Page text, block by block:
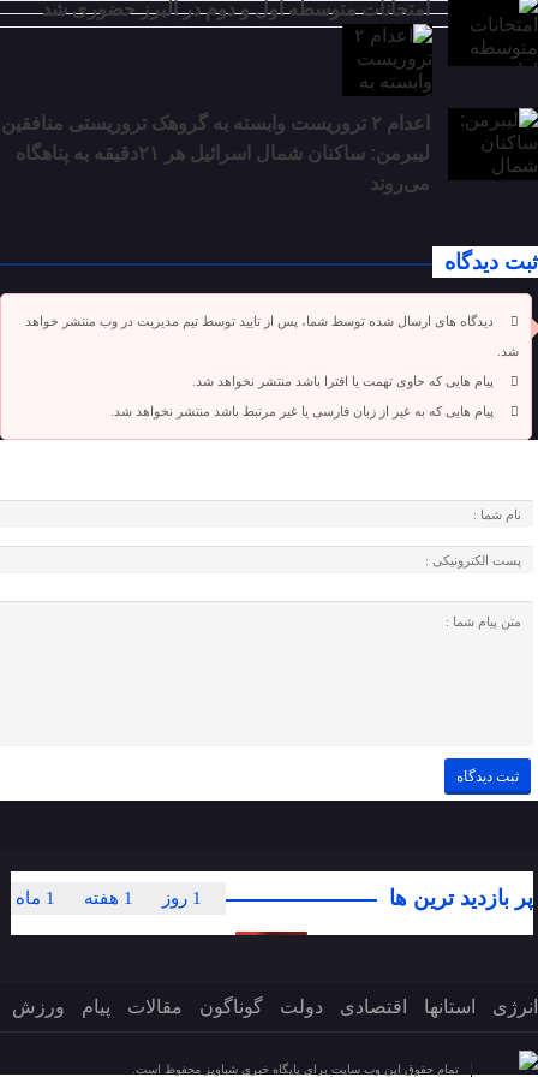
امتحانات متوسطه اول و دوم در البرز حضوری شد
اعدام ۲ تروریست وابسته به گروهک تروریستی منافقین
لیبرمن: ساکنان شمال اسرائیل هر ۲۱دقیقه به پناهگاه
می‌روند
ثبت دیدگاه
دیدگاه های ارسال شده توسط شما، پس از تایید توسط تیم مدیریت در وب منتشر خواهد
شد.
پیام هایی که حاوی تهمت یا افترا باشد منتشر نخواهد شد.
پیام هایی که به غیر از زبان فارسی یا غیر مرتبط باشد منتشر نخواهد شد.
پر بازدید ترین ها 1 ماه 1 هفته 1 روز
انرژی استانها اقتصادی دولت گوناگون مقالات پیام ورزش
تمام حقوق این وب سایت برای پایگاه خبری شباویز محفوظ است.